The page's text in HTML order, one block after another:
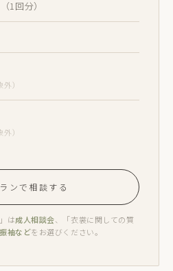
1回分）
）
）
ンで相談する
は成人相談会、「衣裳に関しての質
袖などをお選びください。